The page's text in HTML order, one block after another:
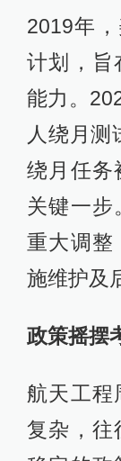
2019年
计划，旨
能力。
人绕月测
绕月任务
关键一步
重大调整
施维护及
政策摇摆
航天工程
复杂，往